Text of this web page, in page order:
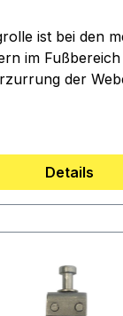
ist bei den
im
der
Luftkammer-
1
Details